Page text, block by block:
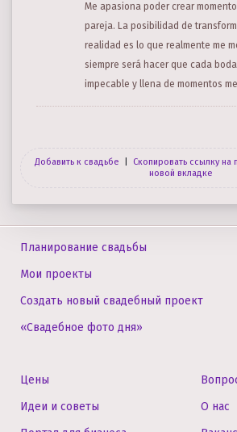
Me apasiona poder crear
pareja. La posibilidad de
realidad es lo que realmente me
siempre será hacer que cada
impecable y llena de momentos
Добавить к свадьбе Скопировать ссылку на
новой вкладке
Планирование свадьбы
Мои проекты
Создать новый свадебный проект
«Свадебное фото дня»
Цены
Идеи и советы
О нас